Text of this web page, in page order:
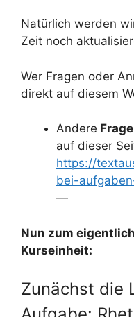
Natürlich werden
Zeit noch
Wer Fragen oder
direkt auf diesem
Andere
auf dieser
https://
bei-
—
Nun zum
Kurseinheit:
Zunächst die